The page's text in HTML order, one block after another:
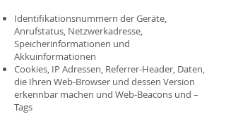
Identifikationsnummern der Geräte,
Anrufstatus, Netzwerkadresse,
Speicherinformationen und
Akkuinformationen
Cookies, IP Adressen, Referrer-Header, Daten,
die Ihren Web-Browser und dessen Version
erkennbar machen und Web-Beacons und –
Tags